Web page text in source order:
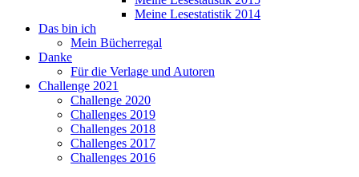
Meine Lesestatistik 2014
Das bin ich
Mein Bücherregal
Danke
Für die Verlage und Autoren
Challenge 2021
Challenge 2020
Challenges 2019
Challenges 2018
Challenges 2017
Challenges 2016